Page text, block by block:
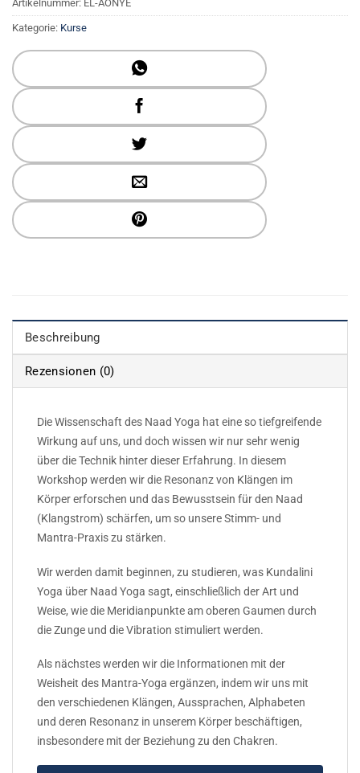
Artikelnummer: EL-AONYE
Kategorie: Kurse
Beschreibung
Rezensionen (0)
Die Wissenschaft des Naad Yoga hat eine so tiefgreifende
Wirkung auf uns, und doch wissen wir nur sehr wenig
über die Technik hinter dieser Erfahrung. In diesem
Workshop werden wir die Resonanz von Klängen im
Körper erforschen und das Bewusstsein für den Naad
(Klangstrom) schärfen, um so unsere Stimm- und
Mantra-Praxis zu stärken.
Wir werden damit beginnen, zu studieren, was Kundalini
Yoga über Naad Yoga sagt, einschließlich der Art und
Weise, wie die Meridianpunkte am oberen Gaumen durch
die Zunge und die Vibration stimuliert werden.
Als nächstes werden wir die Informationen mit der
Weisheit des Mantra-Yoga ergänzen, indem wir uns mit
den verschiedenen Klängen, Aussprachen, Alphabeten
und deren Resonanz in unserem Körper beschäftigen,
insbesondere mit der Beziehung zu den Chakren.